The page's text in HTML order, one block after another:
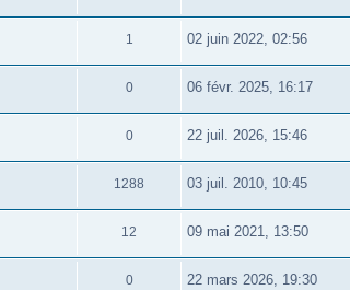
1 02 juin 2022, 02:56
0 06 févr. 2025, 16:17
0 22 juil. 2026, 15:46
1288 03 juil. 2010, 10:45
12 09 mai 2021, 13:50
0 22 mars 2026, 19:30